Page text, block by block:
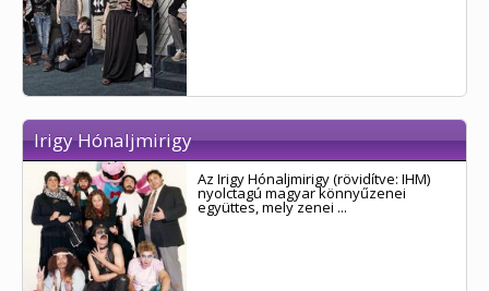
Irigy Hónaljmirigy
Az Irigy Hónaljmirigy (rövidítve: IHM)
nyolctagú magyar könnyűzenei
együttes, mely zenei ...